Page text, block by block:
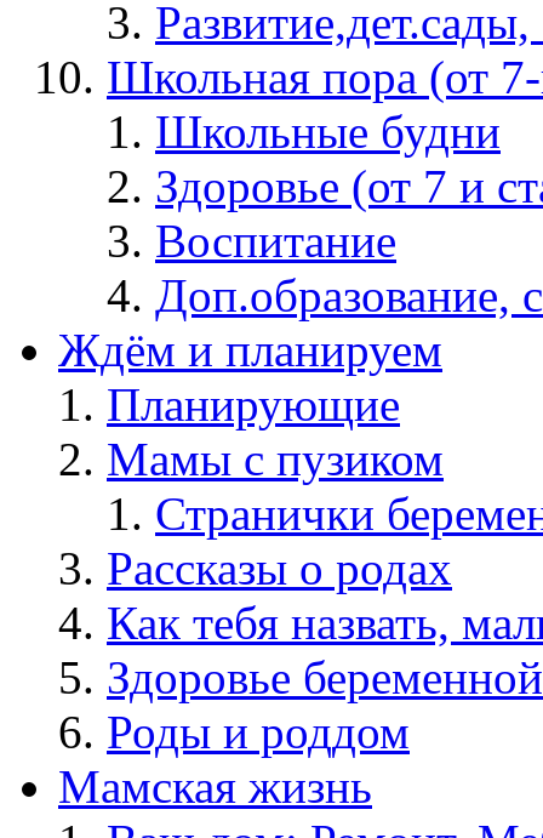
Школьная пора (от
Школьные будни
Здоровье (от 7 и
Воспитание
Доп.образование,
Ждём и планируем
Планирующие
Мамы с пузиком
Странички
Рассказы о родах
Как тебя назвать,
Здоровье беременной
Роды и роддом
Мамская жизнь